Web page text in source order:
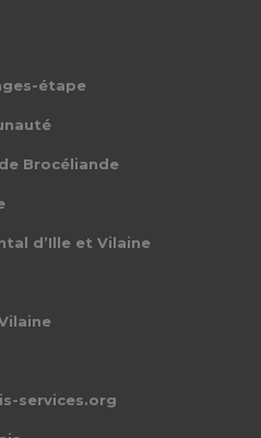
étape
Brocéliande
d’Ille et Vilaine
services.org